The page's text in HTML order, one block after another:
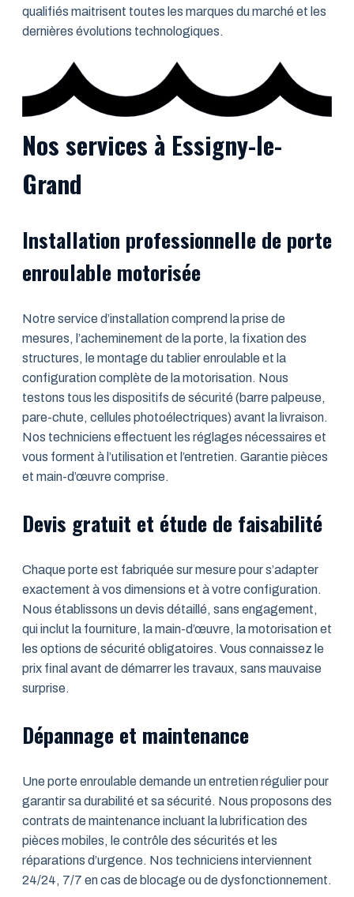
qualifiés maitrisent toutes les marques du marché et les
dernières évolutions technologiques.
Nos services à Essigny-le-
Grand
Installation professionnelle de porte
enroulable motorisée
Notre service d’installation comprend la prise de
mesures, l’acheminement de la porte, la fixation des
structures, le montage du tablier enroulable et la
configuration complète de la motorisation. Nous
testons tous les dispositifs de sécurité (barre palpeuse,
pare-chute, cellules photoélectriques) avant la livraison.
Nos techniciens effectuent les réglages nécessaires et
vous forment à l’utilisation et l’entretien. Garantie pièces
et main-d’œuvre comprise.
Devis gratuit et étude de faisabilité
Chaque porte est fabriquée sur mesure pour s’adapter
exactement à vos dimensions et à votre configuration.
Nous établissons un devis détaillé, sans engagement,
qui inclut la fourniture, la main-d’œuvre, la motorisation et
les options de sécurité obligatoires. Vous connaissez le
prix final avant de démarrer les travaux, sans mauvaise
surprise.
Dépannage et maintenance
Une porte enroulable demande un entretien régulier pour
garantir sa durabilité et sa sécurité. Nous proposons des
contrats de maintenance incluant la lubrification des
pièces mobiles, le contrôle des sécurités et les
réparations d’urgence. Nos techniciens interviennent
24/24, 7/7 en cas de blocage ou de dysfonctionnement.